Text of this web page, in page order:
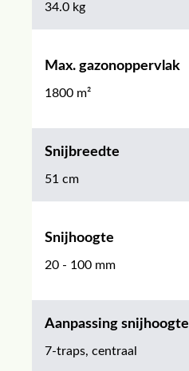
34.0 kg
Max. gazonoppervlak
1800 m²
Snijbreedte
51 cm
Snijhoogte
20 - 100 mm
Aanpassing snijhoogte
7-traps, centraal